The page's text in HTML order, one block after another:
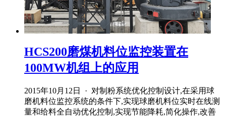
HCS200磨煤机料位监控装置在
100MW机组上的应用
2015年10月12日 · 对制粉系统优化控制设计,在采用球
磨机料位监控系统的条件下,实现球磨机料位实时在线测
量和给料全自动优化控制,实现节能降耗,简化操作,改善